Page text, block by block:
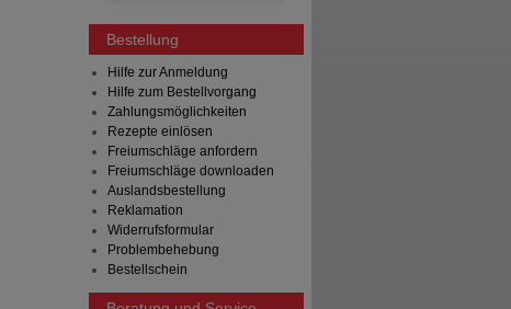
Bestellung
Hilfe zur Anmeldung
Hilfe zum Bestellvorgang
Zahlungsmöglichkeiten
Rezepte einlösen
Freiumschläge anfordern
Freiumschläge downloaden
Auslandsbestellung
Reklamation
Widerrufsformular
Problembehebung
Bestellschein